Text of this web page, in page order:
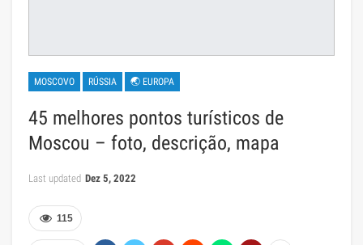
MOSCOVO RÚSSIA 🌏 EUROPA
45 melhores pontos turísticos de
Moscou – foto, descrição, mapa
Last updated Dez 5, 2022
115